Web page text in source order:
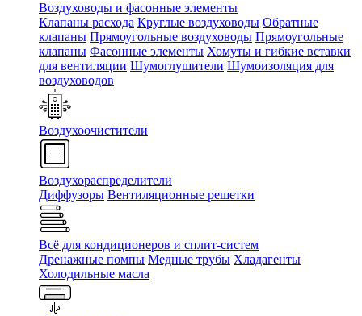
Воздуховоды и фасонные элементы
Клапаны расхода Круглые воздуховоды Обратные
клапаны Прямоугольные воздуховоды Прямоугольные
клапаны Фасонные элементы Хомуты и гибкие вставки
для вентиляции Шумоглушители Шумоизоляция для
воздуховодов
Воздухоочистители
Воздухораспределители
Диффузоры Вентиляционные решетки
Всё для кондиционеров и сплит-систем
Дренажные помпы Медные трубы Хладагенты
Холодильные масла